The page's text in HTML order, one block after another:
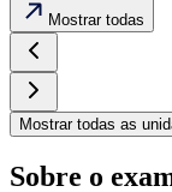
Mostrar todas
Mostrar todas as
Sobre o